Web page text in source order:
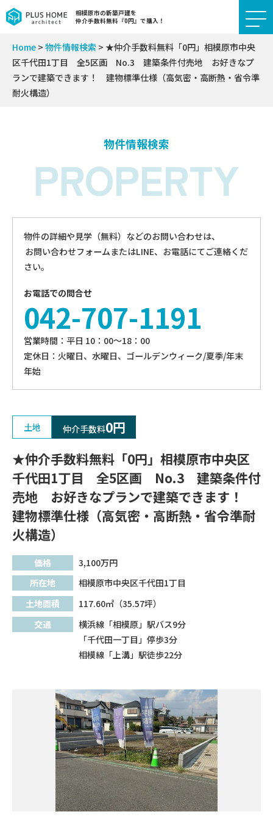
相模原市の新築戸建を
仲介手数料無料『0円』で購入！
Home > 物件情報検索 > ★仲介手数料無料「0円」相模原市中央
区千代田1丁目 全5区画 No.3 建築条件付売地 お好きなプ
ランで建築できます！ 建物標準仕様（高気密・高断熱・省令準
耐火構造）
物件情報検索
PROPERTY
物件の詳細や見学（無料）などのお問い合わせは、
お問い合わせフォームまたはLINE、お電話にてご連絡くだ
さい。
お電話での問合せ
042-707-1191
営業時間：平⽇ 10：00〜18：00
定休⽇：火曜日、⽔曜⽇、ゴールデンウィーク/夏季/年末
年始
土地 仲介手数料0円
★仲介手数料無料「0円」相模原市中央区
千代田1丁目 全5区画 No.3 建築条件付
売地 お好きなプランで建築できます！
建物標準仕様（高気密・高断熱・省令準耐
火構造）
価格 3,100万円
所在地
相模原市中央区千代田1丁目
土地面積
117.60㎡（35.57坪）
交通
横浜線「相模原」駅バス9分
「千代田一丁目」停歩3分
相模線「上溝」駅徒歩22分